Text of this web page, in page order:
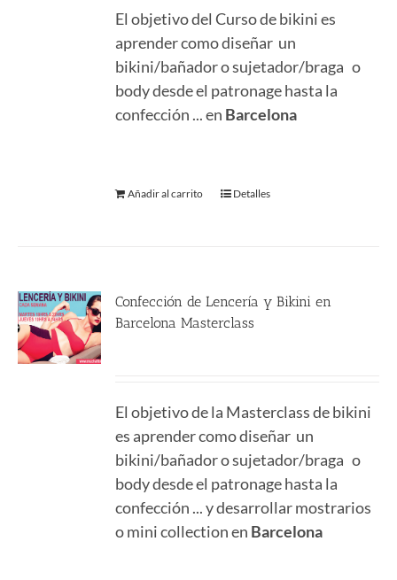
El objetivo del Curso de bikini es
aprender como diseñar un
bikini/bañador o sujetador/braga o
body desde el patronage hasta la
confección ... en Barcelona
Añadir al carrito Detalles
Confección de Lencería y Bikini en
Barcelona Masterclass
El objetivo de la Masterclass de bikini
es aprender como diseñar un
bikini/bañador o sujetador/braga o
body desde el patronage hasta la
confección ... y desarrollar mostrarios
o mini collection en Barcelona